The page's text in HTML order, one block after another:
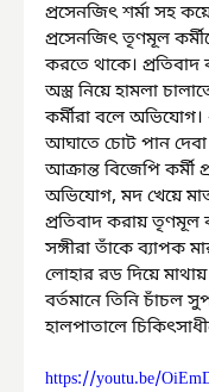
প্রসেনজিৎ শর্মা সহ
প্রসেনজিৎ তৃণমূল
করতে থাকে।
অস্ত্র নিয়ে হামলা
কর্মীরা বলে অভিযোগ।
আঘাতে চোট পান
আক্রান্ত বিজেপি কর্মী
অভিযোগ, মদ খেয়ে
প্রতিবাদ করায় তৃণমূল
সঙ্গীরা তাঁকে ব্যাপক
লোহার রড দিয়ে
বর্তমানে তিনি চাঁচল
হালপাতালে
https://youtu.be/